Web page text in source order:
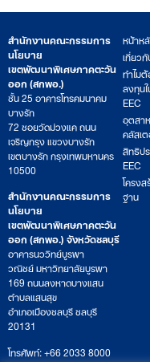
สำนักงานคณะกรรมการ
นโยบาย
เขตพัฒนาพิเศษภาคตะวัน
ออก (สกพอ.)
ชั้น 25 อาคารโทรคมนาคม
บางรัก
72 ซอยวัดม่วงแค ถนน
เจริญกรุง แขวงบางรัก
เขตบางรัก กรุงเทพมหานคร
10500
สำนักงานคณะกรรมการ
นโยบาย
เขตพัฒนาพิเศษภาคตะวัน
ออก (สกพอ.) จังหวัดชลบุรี
อาคารนววิทย์บูรพา
วณิชย์ มหาวิทยาลัยบูรพา
169 ถนนลงหาดบางแสน
ตำบลแสนสุข
อำเภอเมืองชลบุรี ชลบุรี
20131
โทรศัพท์: +66 2033 8000
หน้าห
เกี่ยว
ทำไม
ลงทุน
EEC
อุตสา
คลัสเ
สิทธิป
EEC
โครง
ฐาน